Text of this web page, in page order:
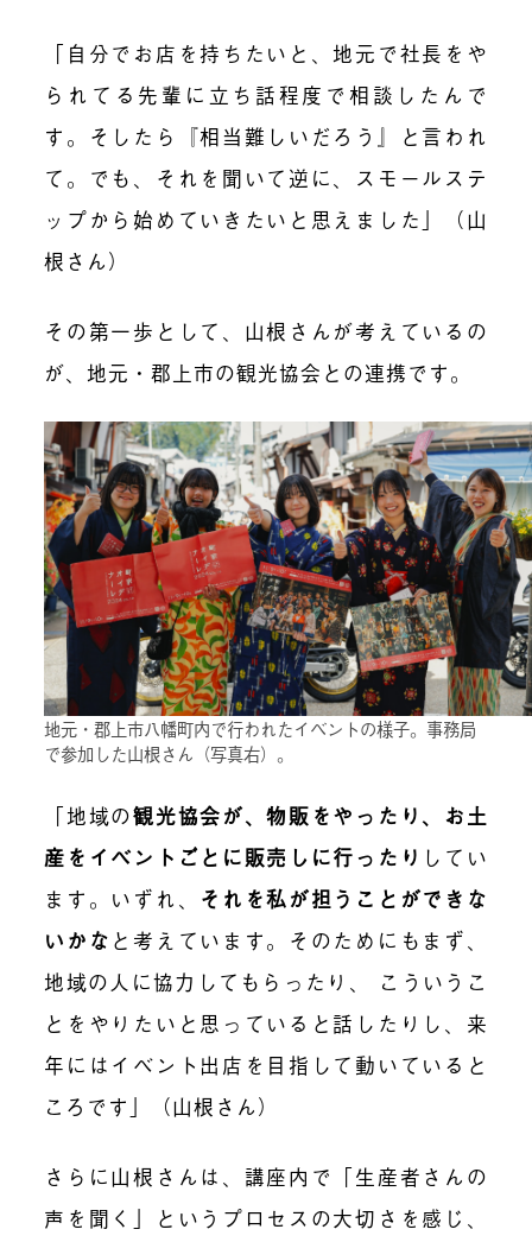
「自分でお店を持ちたいと、地元で社長をや
られてる先輩に立ち話程度で相談したんで
す。そしたら『相当難しいだろう』と言われ
て。でも、それを聞いて逆に、スモールステ
ップから始めていきたいと思えました」（山
根さん）
その第一歩として、山根さんが考えているの
が、地元・郡上市の観光協会との連携です。
地元・郡上市八幡町内で行われたイベントの様子。事務局
で参加した山根さん（写真右）。
「地域の観光協会が、物販をやったり、お土
産をイベントごとに販売しに行ったり してい
ます。いずれ、 それを私が担うことができな
いかな と考えています。そのためにもまず、
地域の人に協力してもらったり、 こういうこ
とをやりたいと思っていると話したりし、来
年にはイベント出店を目指して動いていると
ころです」（山根さん）
さらに山根さんは、講座内で「生産者さんの
声を聞く」というプロセスの大切さを感じ、